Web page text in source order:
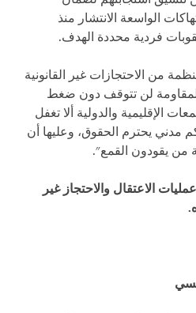
الواسعة الانتشار منذ
فردية محددة الهدف.
من الاحتجازات غير القانونية
لن تتوقف دون ضغط
الإقليمية والدولية ألا تغفل
مدني يحترم الحقوق، وعليها أن
من يقودون القمع".
الاعتقال والاحتجاز غير